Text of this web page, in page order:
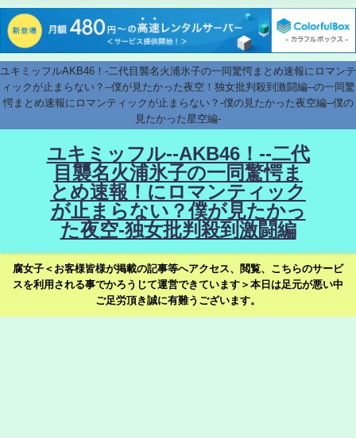
ユキミッフルAKB46！-二代目襲名火浦氷子の一同驚愕まとめ速報にロマンテ
ィックが止まらない？--僕が見たかった夜空！独女批判殺到激闘編--の一同驚
愕まとめ速報にロマンティックが止まらない？-僕の見たかった夜空編--僕の
見たかった星空編-
ユキミッフル--AKB46！--二代
目襲名火浦氷子の一同驚愕ま
とめ速報！にロマンティック
が止まらない？僕が見たかっ
た夜空-独女批判殺到激闘編
腐女子＜お客様皆様が掲載の記事等へアクセス、閲覧、こちらのサービ
スを利用される事でかろうじて運営できています＞本日は足元が悪い中
ご足労頂き誠に有難うございます。